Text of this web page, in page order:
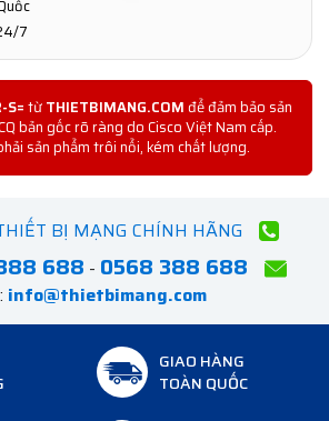
7
S=từTHIETBIMANG.COMđể đảm bảo sản
bản gốc rõ ràng do Cisco Việt Nam cấp.
sản phẩm trôi nổi, kém chất lượng.
BỊ MẠNG CHÍNH HÃNG
688 - 0568 388 688
info@thietbimang.com
GIAO HÀNG
TOÀN QUỐC